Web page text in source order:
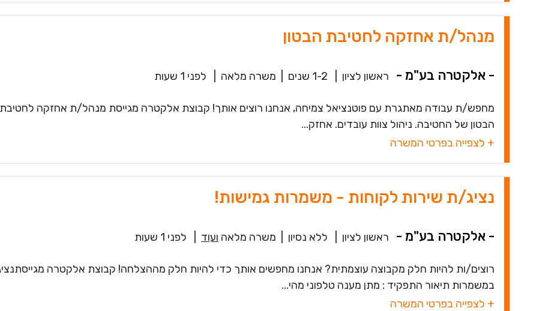
מנהל/ת אחזקה לחטיבת הבטון
- אלקטרה בע"מ - ראשון לציון 1-2 שנים משרה מלאה לפני 1 שעות
מחפש/ת עבודה מאתגרת עם פוטנציאל צמיחה, אנחנו רוצים אותך! קבוצת אלקטרה מגייסת מנהל/ת אחזקה
הבטון של החטיבה. ניהול צוות עובדים. אחזק...
+ לצפייה בפרטי המשרה
נציג/ת שירות לקוחות - משמרות גמישות!
- אלקטרה בע"מ - ראשון לציון ללא נסיון משרה מלאה ועוד לפני 1 שעות
רוצים/ות להיות חלק מקבוצה עוצמתית? אנחנו מחפשים אותך כדי להיות חלק מההצלחה! קבוצת אלקטרה
במשמרות תיאור התפקיד : מתן מענה טלפוני מהי...
+ לצפייה בפרטי המשרה